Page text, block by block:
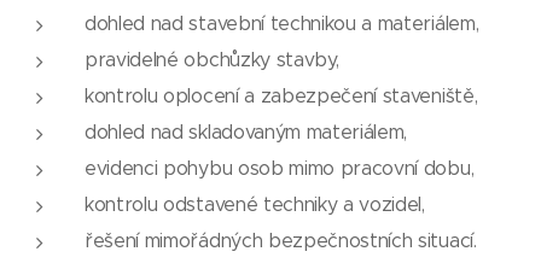
dohled nad stavební technikou a materiálem,
pravidelné obchůzky stavby,
kontrolu oplocení a zabezpečení staveniště,
dohled nad skladovaným materiálem,
evidenci pohybu osob mimo pracovní dobu,
kontrolu odstavené techniky a vozidel,
řešení mimořádných bezpečnostních situací.